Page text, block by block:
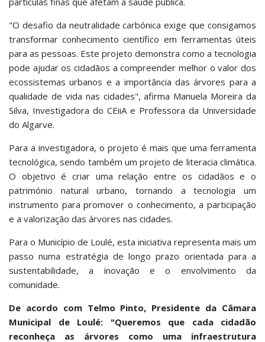
"O desafio da neutralidade carbónica exige que consigamos
transformar conhecimento científico em ferramentas úteis
para as pessoas. Este projeto demonstra como a tecnologia
pode ajudar os cidadãos a compreender melhor o valor dos
ecossistemas urbanos e a importância das árvores para a
qualidade de vida nas cidades", afirma Manuela Moreira da
Silva, Investigadora do CEiiA e Professora da Universidade
do Algarve.
Para a investigadora, o projeto é mais que uma ferramenta
tecnológica, sendo também um projeto de literacia climática.
O objetivo é criar uma relação entre os cidadãos e o
património natural urbano, tornando a tecnologia um
instrumento para promover o conhecimento, a participação
e a valorização das árvores nas cidades.
Para o Município de Loulé, esta iniciativa representa mais um
passo numa estratégia de longo prazo orientada para a
sustentabilidade, a inovação e o envolvimento da
comunidade.
De acordo com Telmo Pinto, Presidente da Câmara
Municipal de Loulé: "Queremos que cada cidadão
reconheça as árvores como uma infraestrutura